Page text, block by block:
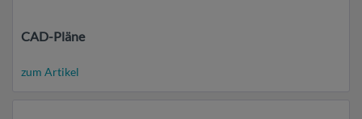
CAD-Pläne
zum Artikel